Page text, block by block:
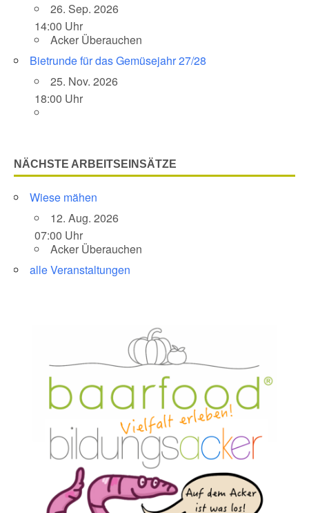
26. Sep. 2026
14:00 Uhr
Acker Überauchen
Bietrunde für das Gemüsejahr 27/28
25. Nov. 2026
18:00 Uhr
NÄCHSTE ARBEITSEINSÄTZE
Wiese mähen
12. Aug. 2026
07:00 Uhr
Acker Überauchen
alle Veranstaltungen